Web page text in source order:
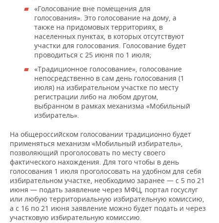
«Голосование вне помещения для
голосования». Это голосование на дому, а
также на придомовых территориях, в
населенных пунктах, в которых отсутствуют
участки для голосования. Голосование будет
проводиться с 25 июня по 1 июля;
«Традиционное голосование», голосование
непосредственно в сам день голосования (1
июля) на избирательном участке по месту
регистрации либо на любом другом,
выбранном в рамках механизма «Мобильный
избиратель».
На общероссийском голосовании традиционно будет
применяться механизм «Мобильный избиратель»,
позволяющий проголосовать по месту своего
фактического нахождения. Для того чтобы в день
голосования 1 июля проголосовать на удобном для себя
избирательном участке, необходимо заранее — с 5 по 21
июня — подать заявление через МФЦ, портал госуслуг
или любую территориальную избирательную комиссию,
а с 16 по 21 июня заявление можно будет подать и через
участковую избирательную комиссию.